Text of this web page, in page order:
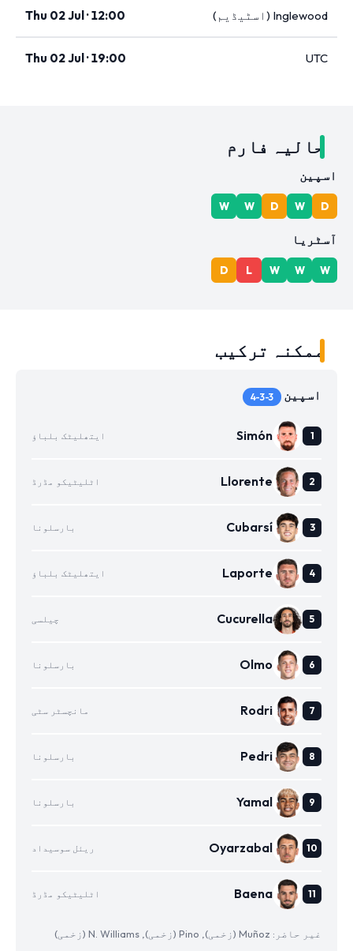
Inglewood (اسٹیڈیم) Thu 02 Jul · 12:00
UTC
Thu 02 Jul · 19:00
حالیہ فارم
اسپین
D
W
D
W
W
آسٹریا
W
W
W
L
D
ممکنہ ترکیب
اسپین 4-3-3
Simón ایتھلیٹک بلباؤ
Llorente اٹلیٹیکو مڈرڈ
Cubarsí بارسلونا
Laporte ایتھلیٹک بلباؤ
Cucurella چیلسی
Olmo بارسلونا
Rodri مانچسٹر سٹی
Pedri بارسلونا
Yamal بارسلونا
Oyarzabal ریئل سوسیداد
Baena اٹلیٹیکو مڈرڈ
غیر حاضر: Muñoz (زخمی), Pino (زخمی), N. Williams (زخمی)